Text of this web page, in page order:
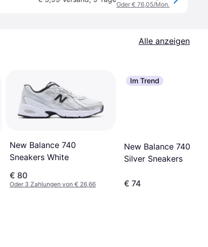
Oder € 76,05/Mon.
Alle anzeigen
New Balance 740
Sneakers White
€ 80
Oder 3 Zahlungen von € 26,66
Im Trend
New Balance 740
Silver Sneakers
€ 74